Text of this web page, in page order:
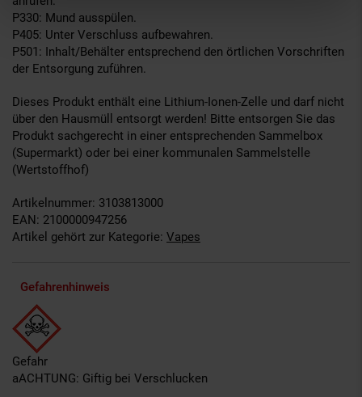
P330: Mund ausspülen.
P405: Unter Verschluss aufbewahren.
P501: Inhalt/Behälter entsprechend den örtlichen Vorschriften
der Entsorgung zuführen.
Dieses Produkt enthält eine Lithium-Ionen-Zelle und darf nicht
über den Hausmüll entsorgt werden! Bitte entsorgen Sie das
Produkt sachgerecht in einer entsprechenden Sammelbox
(Supermarkt) oder bei einer kommunalen Sammelstelle
(Wertstoffhof)
Artikelnummer: 3103813000
EAN: 2100000947256
Artikel gehört zur Kategorie: Vapes
Gefahrenhinweis
Gefahr
aACHTUNG: Giftig bei Verschlucken